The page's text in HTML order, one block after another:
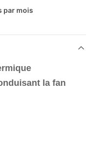
par mois
la fan